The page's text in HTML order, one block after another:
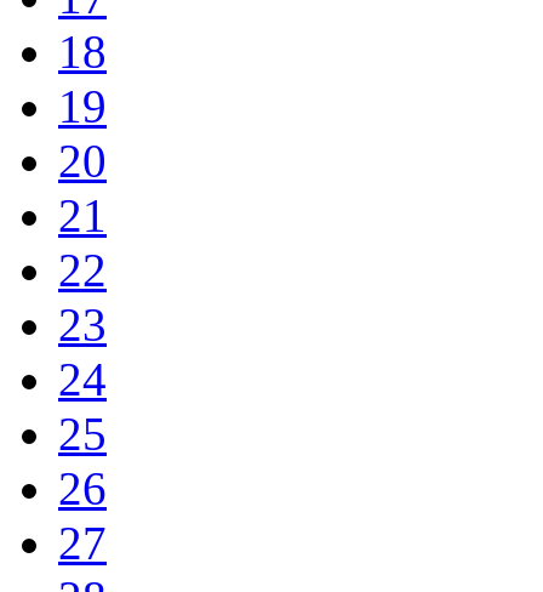
18
19
20
21
22
23
24
25
26
27